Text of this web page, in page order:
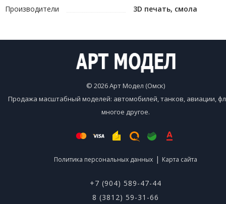
Производители 3D печать, смола
© 2026 Арт Модел (Омск)
Продажа масштабный моделей: автомобилей, танков, авиации,
многое другое.
Политика персональных данных | Карта сайта
+7 (904) 589-47-44
8 (3812) 59-31-66